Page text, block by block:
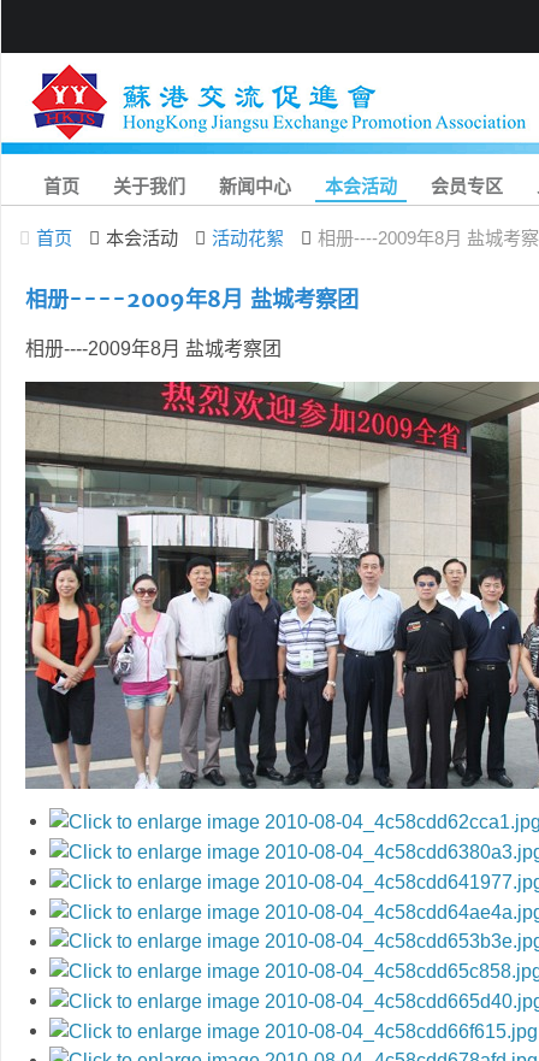
首页 关于我们 新闻中心 本会活动 会员专区
首页 本会活动 活动花絮 相册----2009年8月 盐城考
相册----2009年8月 盐城考察团
相册----2009年8月 盐城考察团